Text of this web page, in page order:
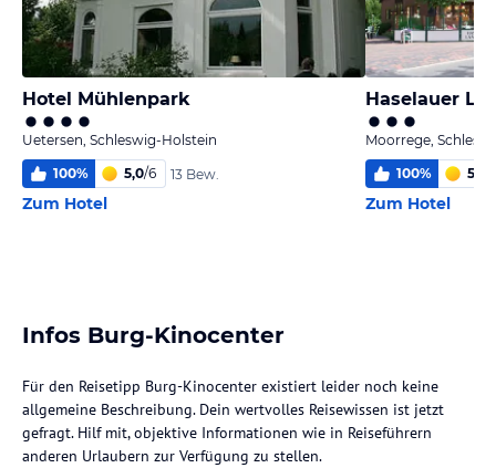
Hotel Mühlenpark
Uetersen, Schleswig-Holstein
100% 5,0/6 13 Bew.
Zum Hotel
Haselauer
Moorrege,
100% 5,4
Zum Hotel
Infos Burg-Kinocenter
Für den Reisetipp Burg-Kinocenter existiert leider noch keine
allgemeine Beschreibung. Dein wertvolles Reisewissen ist jetzt
gefragt. Hilf mit, objektive Informationen wie in Reiseführern
anderen Urlaubern zur Verfügung zu stellen.